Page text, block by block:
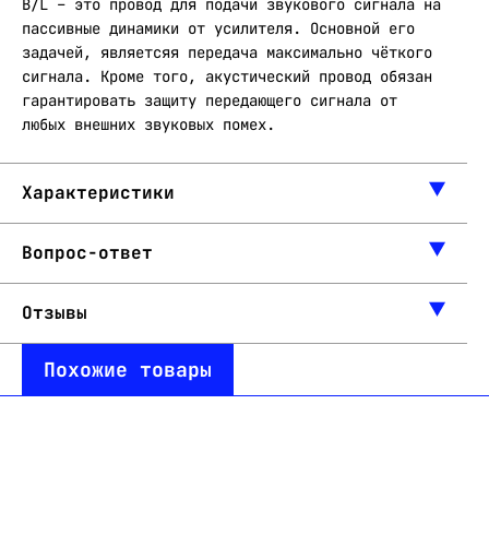
B/L – это провод для подачи звукового сигнала на
пассивные динамики от усилителя. Основной его
задачей, являетсяя передача максимально чёткого
сигнала. Кроме того, акустический провод обязан
гарантировать защиту передающего сигнала от
любых внешних звуковых помех.
Характеристики
Вопрос-ответ
Отзывы
Похожие товары